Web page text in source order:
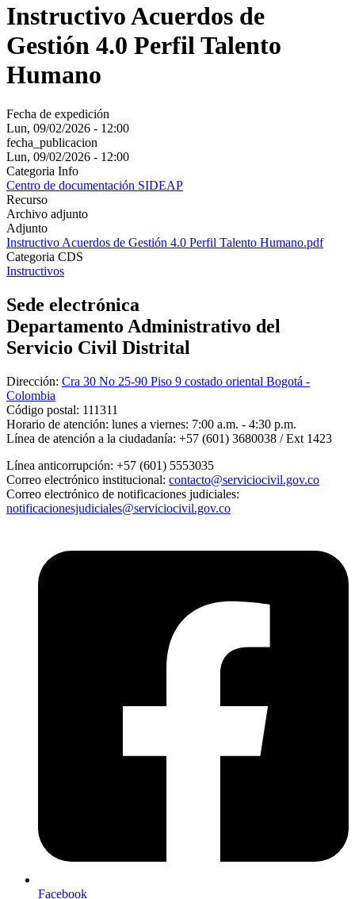
Instructivo Acuerdos de
Gestión 4.0 Perfil Talento
Humano
Fecha de expedición
Lun, 09/02/2026 - 12:00
fecha_publicacion
Lun, 09/02/2026 - 12:00
Categoria Info
Centro de documentación SIDEAP
Recurso
Archivo adjunto
Adjunto
Instructivo Acuerdos de Gestión 4.0 Perfil Talento Humano.pdf
Categoria CDS
Instructivos
Sede electrónica
Departamento Administrativo del
Servicio Civil Distrital
Dirección: Cra 30 No 25-90 Piso 9 costado oriental Bogotá -
Colombia
Código postal: 111311
Horario de atención: lunes a viernes: 7:00 a.m. - 4:30 p.m.
Línea de atención a la ciudadanía: +57 (601) 3680038 / Ext 1423
Línea anticorrupción: +57 (601) 5553035
Correo electrónico institucional: contacto@serviciocivil.gov.co
Correo electrónico de notificaciones judiciales:
notificacionesjudiciales@serviciocivil.gov.co
Facebook